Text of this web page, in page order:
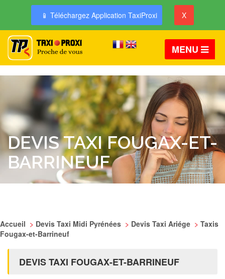
📱 Téléchargez Application TaxiProxi X
MENU
DEVIS TAXI FOUGAX-ET-
BARRINEUF
Accueil > Devis Taxi Midi Pyrénées > Devis Taxi Ariége > Taxis
Fougax-et-Barrineuf
DEVIS TAXI FOUGAX-ET-BARRINEUF